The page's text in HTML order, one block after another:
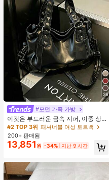
26
#모던 가죽 가방
이것은 부드러운 금속 지퍼, 이중 상단
손잡이, 조절 가능한 긴 어깨 스트랩이
특징인 세련되고 미니멀한 블랙 대용
량 여성용 핸드백입니다. 여성들은 어
깨에 메거나, 크로스백으로 메거나, 손
으로 들 수 있습니다. 이 가방은 꼼꼼
하게 바느질되어 출퇴근, 쇼핑, 출장,
사무실 사용 및 일상적인 출퇴근에 적
합합니다.
#2 TOP 3위 패셔너블 여성 토트백
200+ 판매됨
13,851 원 -34% 지난 9 시간